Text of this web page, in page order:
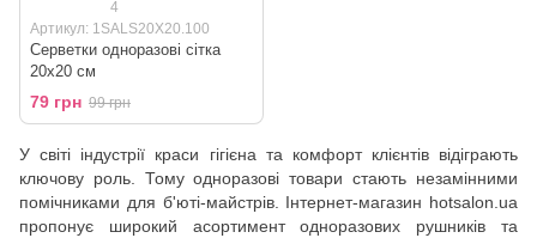
4
Артикул: 1SALS20X20.100
Серветки одноразові сітка
20х20 см
79 грн 99 грн
У світі індустрії краси гігієна та комфорт клієнтів відіграють
ключову роль. Тому одноразові товари стають незамінними
помічниками для б'юті-майстрів. Інтернет-магазин hotsalon.ua
пропонує широкий асортимент одноразових рушників та